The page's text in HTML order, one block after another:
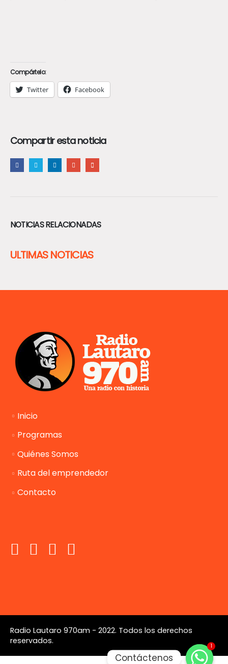
Compártelo:
Twitter Facebook
Compartir esta noticia
NOTICIAS RELACIONADAS
ULTIMAS NOTICIAS
Inicio
Programas
Quiénes Somos
Ruta del emprendedor
Contacto
Radio Lautaro 970am - 2022. Todos los derechos
reservados.
1
Contáctenos